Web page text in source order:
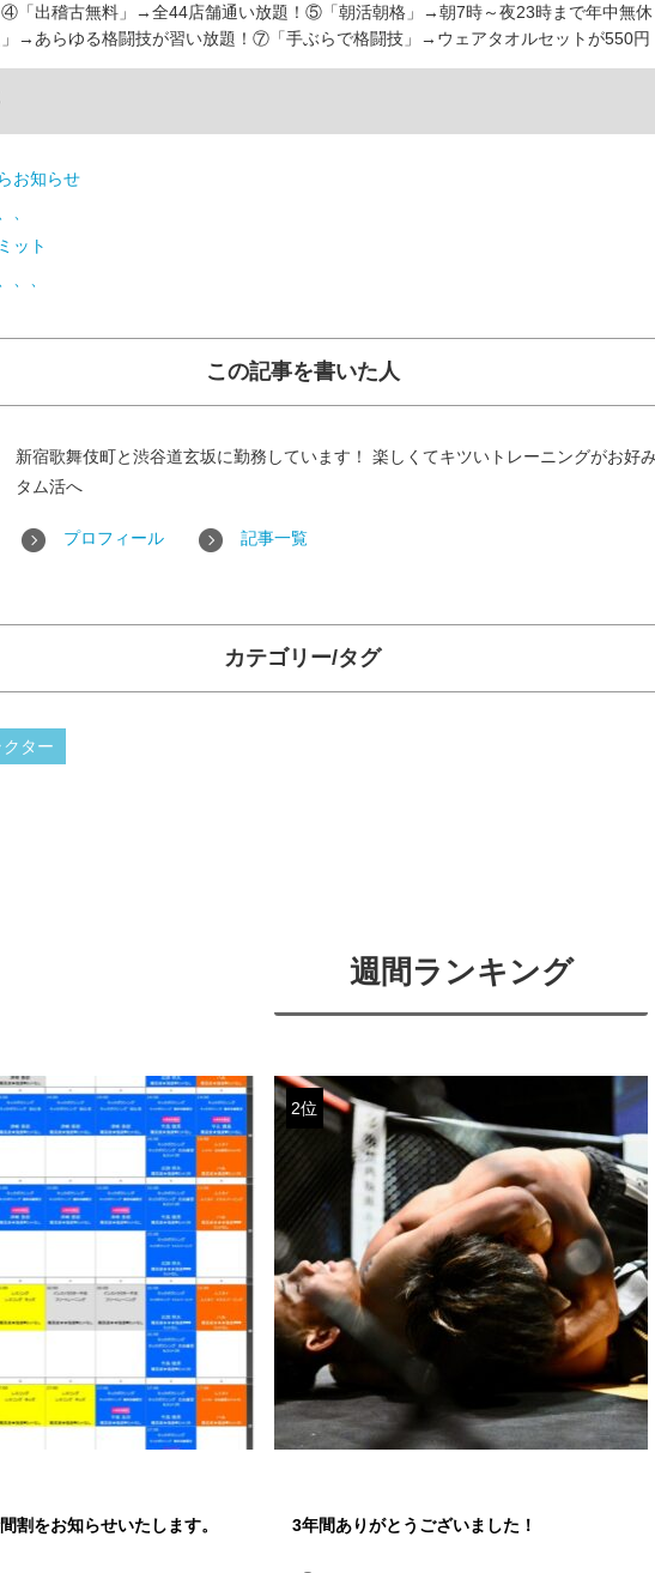
④「出稽古無料」→全44店舗通い放題！⑤「朝活朝格」→朝7時～夜23時まで年中無
→あらゆる格闘技が習い放題！⑦「手ぶらで格闘技」→ウェアタオルセットが550円
お知らせ
、
ット
、、
この記事を書いた人
新宿歌舞伎町と渋谷道玄坂に勤務しています！ 楽しくてキツいトレーニングがお好
タム活へ
プロフィール 記事一覧
カテゴリー/タグ
ター
週間ランキング
割をお知らせいたします。
2位
3年間ありがとうございました！